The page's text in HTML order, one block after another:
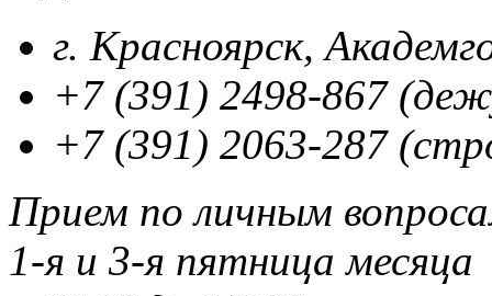
г. Красноярск,
+7 (391) 2498-867
+7 (391) 2063-287
Прием по личным
1-я и 3-я пятница месяца